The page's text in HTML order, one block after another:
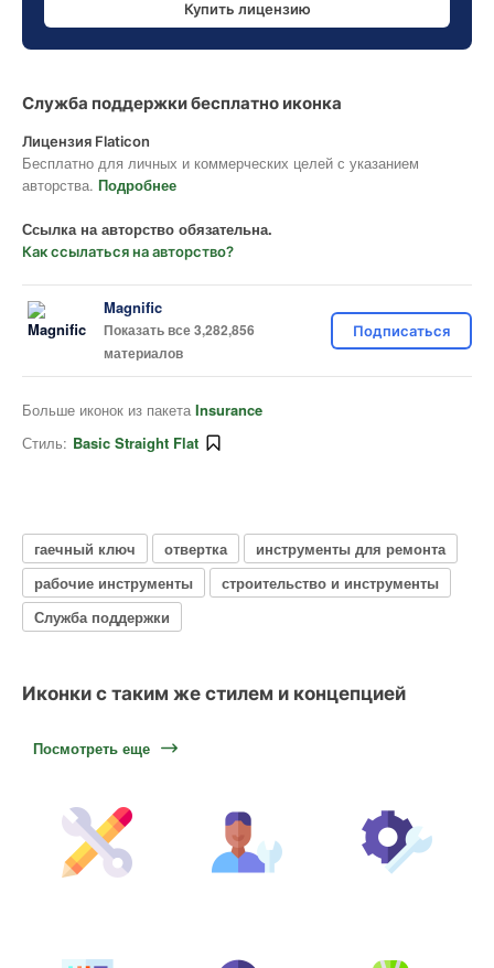
Купить лицензию
Служба поддержки бесплатно иконка
Лицензия Flaticon
Бесплатно для личных и коммерческих целей с указанием
авторства. Подробнее
Ссылка на авторство обязательна.
Как ссылаться на авторство?
Magnific
Показать все 3,282,856
материалов
Подписаться
Больше иконок из пакета Insurance
Стиль: Basic Straight Flat
гаечный ключ отвертка
инструменты для ремонта
рабочие инструменты
строительство и инструменты
Служба поддержки
Иконки с таким же стилем и концепцией
Посмотреть еще